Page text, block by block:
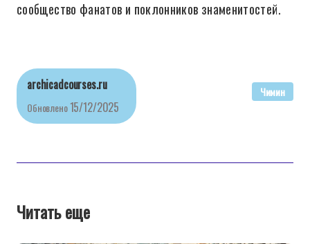
сообщество фанатов и поклонников знаменитостей.
archicadcourses.ru
Обновлено15/12/2025
Чимин
Читать еще